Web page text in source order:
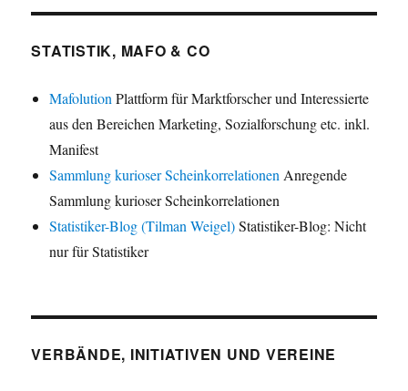
STATISTIK, MAFO & CO
Mafolution Plattform für Marktforscher und Interessierte
aus den Bereichen Marketing, Sozialforschung etc. inkl.
Manifest
Sammlung kurioser Scheinkorrelationen Anregende
Sammlung kurioser Scheinkorrelationen
Statistiker-Blog (Tilman Weigel)Statistiker-Blog: Nicht
nur für Statistiker
VERBÄNDE, INITIATIVEN UND VEREINE